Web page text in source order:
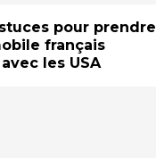
pour prendre
français
les USA